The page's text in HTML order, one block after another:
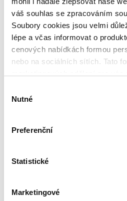
váš souhlas se zpracováním
Soubory cookies jsou velmi
lépe a včas informovat o
cenových nabídkách formou
nebo na sociálních sítích. Tato
souhlasu
Nutné
Preferenční
Statistické
Marketingové
SKINOPTIM MOŘSKÝ
Zepter Club
Pouze členové klubu
každého nákupu s